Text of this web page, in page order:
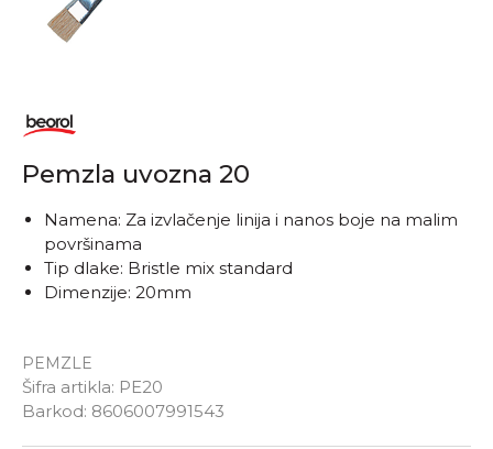
Pemzla uvozna 20
PEMZLE
Šifra artikla: PE20
Barkod: 8606007991543
Namena: Za izvlačenje linija i nanos boje na malim
površinama
Tip dlake: Bristle mix standard
Dimenzije: 20mm